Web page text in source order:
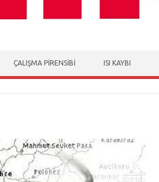
ÇALIŞMA PIRENSIBI ISI KAYBI